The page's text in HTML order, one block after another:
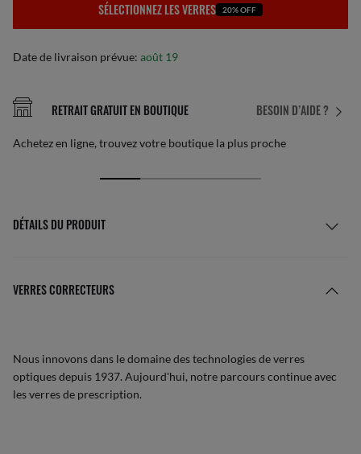
SÉLECTIONNEZ LES VERRES 20% OFF
Date de livraison prévue: août 19
BESOIN D’AIDE ?
RETRAIT GRATUIT EN BOUTIQUE
Achetez en ligne, trouvez votre boutique la plus proche
DÉTAILS DU PRODUIT
VERRES CORRECTEURS
Nous innovons dans le domaine des technologies de verres
optiques depuis 1937. Aujourd'hui, notre parcours continue avec
les verres de prescription.